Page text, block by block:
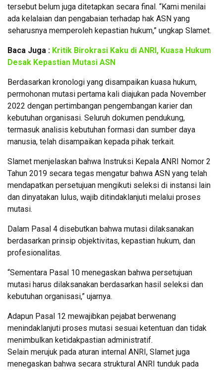
tersebut belum juga ditetapkan secara final. “Kami menilai
ada kelalaian dan pengabaian terhadap hak ASN yang
seharusnya memperoleh kepastian hukum,” ungkap Slamet.
Baca Juga : Kritik Birokrasi Kaku di ANRI, Kuasa Hukum
Desak Kepastian Mutasi ASN
Berdasarkan kronologi yang disampaikan kuasa hukum,
permohonan mutasi pertama kali diajukan pada November
2022 dengan pertimbangan pengembangan karier dan
kebutuhan organisasi. Seluruh dokumen pendukung,
termasuk analisis kebutuhan formasi dan sumber daya
manusia, telah disampaikan kepada pihak terkait.
Slamet menjelaskan bahwa Instruksi Kepala ANRI Nomor 2
Tahun 2019 secara tegas mengatur bahwa ASN yang telah
mendapatkan persetujuan mengikuti seleksi di instansi lain
dan dinyatakan lulus, wajib ditindaklanjuti melalui proses
mutasi.
Dalam Pasal 4 disebutkan bahwa mutasi dilaksanakan
berdasarkan prinsip objektivitas, kepastian hukum, dan
profesionalitas.
“Sementara Pasal 10 menegaskan bahwa persetujuan
mutasi harus dilaksanakan berdasarkan hasil seleksi dan
kebutuhan organisasi,” ujarnya.
Adapun Pasal 12 mewajibkan pejabat berwenang
menindaklanjuti proses mutasi sesuai ketentuan dan tidak
menimbulkan ketidakpastian administratif.
Selain merujuk pada aturan internal ANRI, Slamet juga
menegaskan bahwa secara struktural ANRI tunduk pada